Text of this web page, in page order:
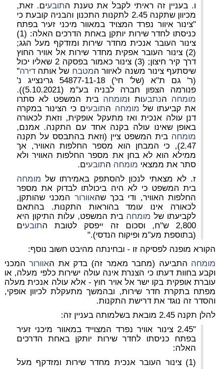
ו. בעניין זה ראיתי לקבל את טענת התובעים. זאת,
מכיוון שתקנה 2.45 לתקנות התכנון והבניה קובעת כי
"צינור איוור נפרד המצויד במאוור מיכני זעיר בפתח
כניסתו לחדר שירות יותקן באחת הדרכים האלה: (1)
צינור העובר אנכית מחדר שירות ומזדקף מעל הגג;
(2) צינור העובר אפקית מחדר שירות אל אוויר החוץ
דרך קיר חיצון; (3) צינור כאמור בפסקה 2 שאליו יכול
שיסתעף צינור משנה לאיוור המטבח של אותהדירה"
(ר' גם ת"א (של' חי') 54877-11-18 גרינצייג נ'
פנורמה הצפון חברה לבניה בע"מ (5.10.2021)).
מומחה הנתבעות ומומחה בית המשפט לא סתרו
את קביעתו של מומחה התובעים כי הצינור במקרה
דנן עולה אנכית ואז מתעקל אופקית, וזאת לכאורה
באופן שאינו עולה בקנה אחד עם התקנה. אמנם,
מומחה בית המשפט ציין (וזאת בהתבסס על תקנה
2.47), כי המבחן הוא מספר החלפות האוויר, אך
ממילא הוא לא בחן את מספר החלפות האוויר ולא
סתר את ממצאי מומחה התובעים.
ז. לא מצאתי לנכון להסתפק באמירתו של מומחה
בית המשפט כי לא היה ביכולתו לבדוק את מספר
החלפות האוויר, ודי בכך שהאוורור המכני שהותקן,
לכאורה אינו עומד בהוראות התקנות. בהתאם
לקביעתו של מומחה בית המשפט, עלות התיקון היא
2,800 ש"ח, וסכום זה ייפסק לטובת ה
תובעים
(בתוספת מע"מ ופיקוח הנדסי)."
הקורא מופנה לפסיקה זו - ובחינתה מהיבט חשוב נוסף:
מומחה התביעה (מחבר מאמר זה) בדק את האוורורהמכני
וקבע בחוות דעתו כי הצנרת אינה עולה ישירות כלפי מעלה, או
עוברת אופקית בקו ישר אל אויר חוץ - אלא עולה אנכית מעלה
מפתח בתקרת חדר שירות, ובהמשך מתעקלת לכיוון אופקי,
והסדר זה נוגד את דרישת התקנות.
להלן תקנה 2.45 מובאת בשלמותה בעניין זה:
"2.45 צינור אוויר נפרד המצוייד במאוור מיכני זעיר
בפתח כניסתו לחדר שירות יותקן באחת הדרכים
האלה:
(1) צינור העובר אנכית מחדר שירות ומזדקף מעל